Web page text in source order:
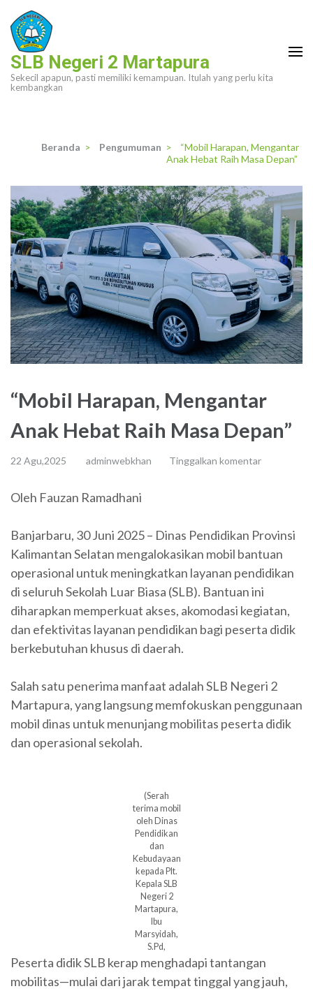
Lompat
ke
konten
(Tekan
Enter)
SLB Negeri 2 Martapura
Sekecil apapun, pasti memiliki kemampuan. Itulah yang perlu kita
kembangkan
Beranda > Pengumuman >
“Mobil Harapan, Mengantar
Anak Hebat Raih Masa Depan”
“Mobil Harapan, Mengantar
Anak Hebat Raih Masa Depan”
22 Agu,2025 adminwebkhan Tinggalkan komentar
Oleh Fauzan Ramadhani
Banjarbaru, 30 Juni 2025 – Dinas Pendidikan Provinsi
Kalimantan Selatan mengalokasikan mobil bantuan
operasional untuk meningkatkan layanan pendidikan
di seluruh Sekolah Luar Biasa (SLB). Bantuan ini
diharapkan memperkuat akses, akomodasi kegiatan,
dan efektivitas layanan pendidikan bagi peserta didik
berkebutuhan khusus di daerah.
Salah satu penerima manfaat adalah SLB Negeri 2
Martapura, yang langsung memfokuskan penggunaan
mobil dinas untuk menunjang mobilitas peserta didik
dan operasional sekolah.
(Serah
terima mobil
oleh Dinas
Pendidikan
dan
Kebudayaan
kepada Plt.
Kepala SLB
Negeri 2
Martapura,
Ibu
Marsyidah,
S.Pd,
Peserta didik SLB kerap menghadapi tantangan
mobilitas—mulai dari jarak tempat tinggal yang jauh,